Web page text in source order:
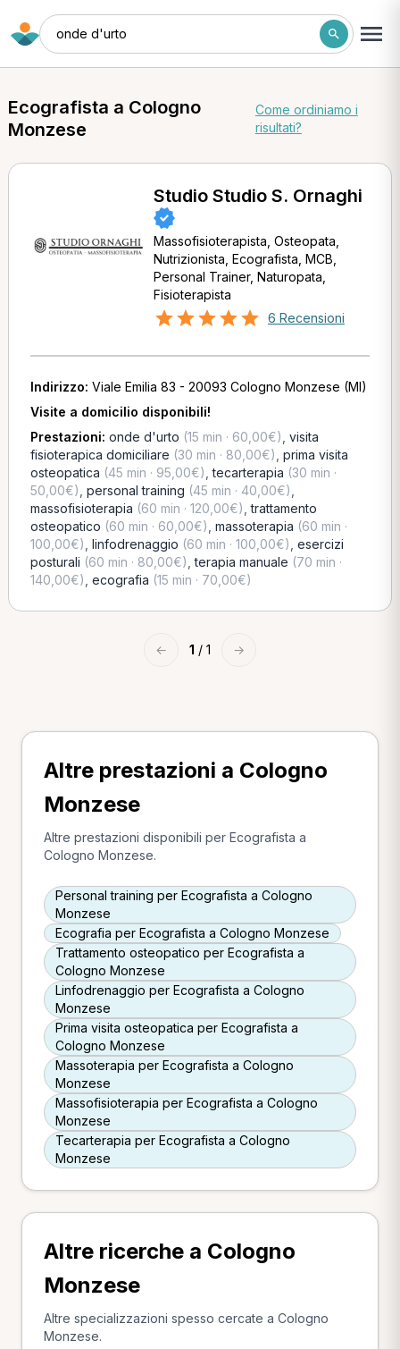
onde d'urto
Ecografista a Cologno
Monzese
Come ordiniamo i
risultati?
Studio Studio S. Ornaghi
Massofisioterapista, Osteopata,
Nutrizionista, Ecografista, MCB,
Personal Trainer, Naturopata,
Fisioterapista
6 Recensioni
Indirizzo: Viale Emilia 83 - 20093 Cologno Monzese (MI)
Visite a domicilio disponibili!
Prestazioni: onde d'urto (15 min · 60,00€) visita
fisioterapica domiciliare (30 min · 80,00€) prima visita
osteopatica (45 min · 95,00€) ,tecarterapia (30 min ·
50,00€) personal training (45 min · 40,00€)
massofisioterapia (60 min · 120,00€) ,trattamento
osteopatico (60 min · 60,00€) massoterapia (60 min ·
100,00€) linfodrenaggio (60 min · 100,00€) esercizi
posturali (60 min · 80,00€) ,terapia manuale (70 min ·
140,00€) ecografia (15 min · 70,00€)
← 1 / 1 →
Altre prestazioni a Cologno
Monzese
Altre prestazioni disponibili per Ecografista a
Cologno Monzese.
Personal training per Ecografista a Cologno
Monzese
Ecografia per Ecografista a Cologno Monzese
Trattamento osteopatico per Ecografista a
Cologno Monzese
Linfodrenaggio per Ecografista a Cologno
Monzese
Prima visita osteopatica per Ecografista a
Cologno Monzese
Massoterapia per Ecografista a Cologno
Monzese
Massofisioterapia per Ecografista a Cologno
Monzese
Tecarterapia per Ecografista a Cologno
Monzese
Altre ricerche a Cologno
Monzese
Altre specializzazioni spesso cercate a Cologno
Monzese.